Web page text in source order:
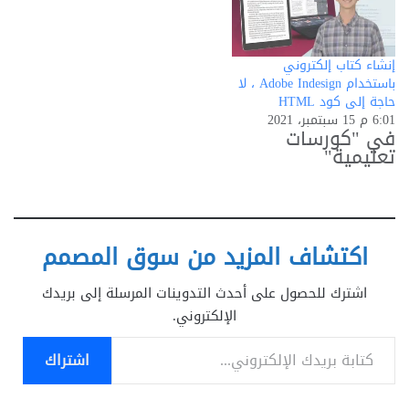
إنشاء كتاب إلكتروني
باستخدام Adobe Indesign ، لا
حاجة إلى كود HTML
6:01 م 15 سبتمبر، 2021
في "كورسات
تعليمية"
اكتشاف المزيد من سوق المصمم
اشترك للحصول على أحدث التدوينات المرسلة إلى بريدك
الإلكتروني.
كتابة بريدك الإلكتروني...
اشتراك